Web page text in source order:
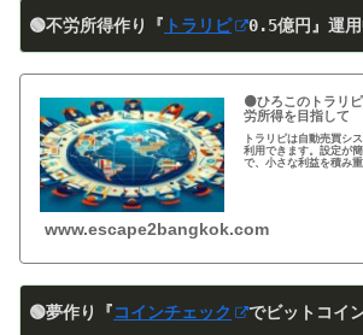
🟢不労所得作り『 トラリピ 0.5億円』運用
🟠ひろこのトラリ
労所得を目指して
トラリピは自動売買シ
利用できます。設定が
で、小さな利益を積み
www.escape2bangkok.com
🟢夢作り『コインチェック でビットコイ